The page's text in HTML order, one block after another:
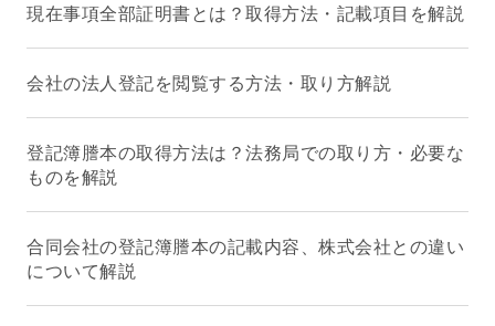
現在事項全部証明書とは？取得方法・記載項目を解説
会社の法人登記を閲覧する方法・取り方解説
登記簿謄本の取得方法は？法務局での取り方・必要な
ものを解説
合同会社の登記簿謄本の記載内容、株式会社との違い
について解説